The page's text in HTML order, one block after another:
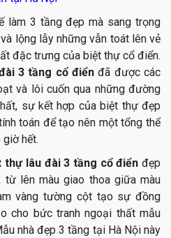
làm 3 tầng đẹp mà sang trọng
lộng lẫy những vẫn toát lên vẻ
đặc trưng của biệt thự cổ điển.
3 tầng cổ điển đã được các
và lôi cuốn qua những đường
sự kết hợp của biệt thự đẹp
toán để tạo nên một tổng thể
giờ hết.
thự lâu đài 3 tầng cổ điển đẹp
từ lên màu giao thoa giữa màu
vàng tường cột tạo sự đồng
cho bức tranh ngoại thất mẫu
nhà đẹp 3 tầng tại Hà Nội này